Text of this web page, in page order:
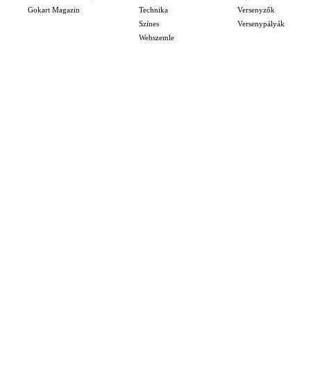
Gokart Magazin
Technika
Színes
Webszemle
Versenyzők
Versenypályák